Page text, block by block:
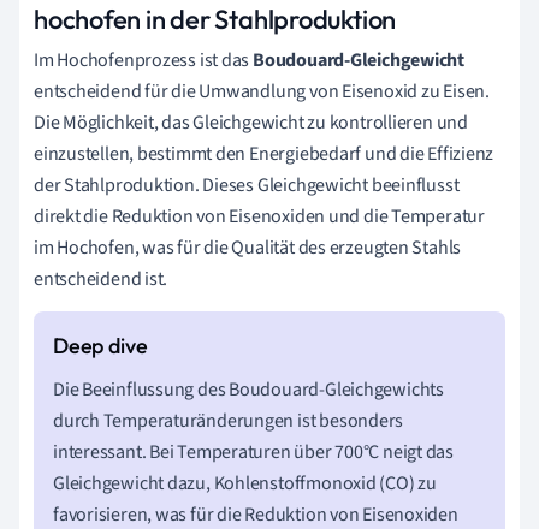
hochofen in der Stahlproduktion
Im Hochofenprozess ist dasBoudouard-Gleichgewicht
entscheidend für die Umwandlung von Eisenoxid zu Eisen.
Die Möglichkeit, das Gleichgewicht zu kontrollieren und
einzustellen, bestimmt den Energiebedarf und die Effizienz
der Stahlproduktion. Dieses Gleichgewicht beeinflusst
direkt die Reduktion von Eisenoxiden und die Temperatur
im Hochofen, was für die Qualität des erzeugten Stahls
entscheidend ist.
Die Beeinflussung des Boudouard-Gleichgewichts
durch Temperaturänderungen ist besonders
interessant. Bei Temperaturen über 700°C neigt das
Gleichgewicht dazu, Kohlenstoffmonoxid (CO) zu
favorisieren, was für die Reduktion von Eisenoxiden